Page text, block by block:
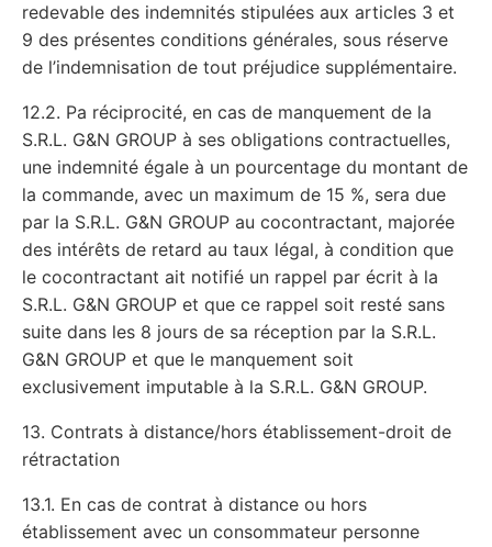
redevable des indemnités stipulées aux articles 3 et
9 des présentes conditions générales, sous réserve
de l’indemnisation de tout préjudice supplémentaire.
12.2. Pa réciprocité, en cas de manquement de la
S.R.L. G&N GROUP à ses obligations contractuelles,
une indemnité égale à un pourcentage du montant de
la commande, avec un maximum de 15 %, sera due
par la S.R.L. G&N GROUP au cocontractant, majorée
des intérêts de retard au taux légal, à condition que
le cocontractant ait notifié un rappel par écrit à la
S.R.L. G&N GROUP et que ce rappel soit resté sans
suite dans les 8 jours de sa réception par la S.R.L.
G&N GROUP et que le manquement soit
exclusivement imputable à la S.R.L. G&N GROUP.
13. Contrats à distance/hors établissement-droit de
rétractation
13.1. En cas de contrat à distance ou hors
établissement avec un consommateur personne